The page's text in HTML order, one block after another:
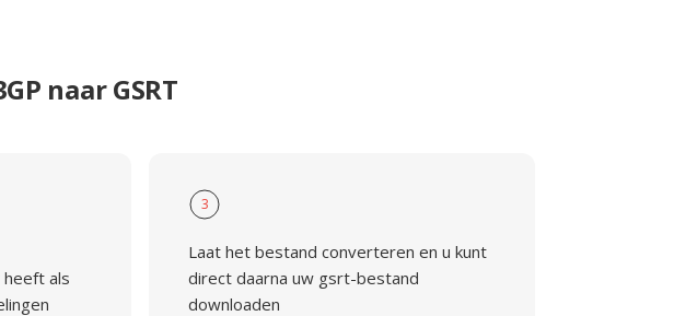
naar GSRT
heeft als
3
Laat het bestand converteren en u kunt
direct daarna uw gsrt-bestand
downloaden